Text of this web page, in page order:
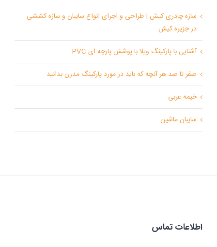
سازه چادری کیش | طراحی و اجرای انواع سایبان و سازه کششی
در جزیره کیش
آشنایی با پارکینگ ویلا با پوشش پارچه ای PVC
صفر تا صد هر آنچه که باید در مورد پارکینگ مدرن بدانید
خیمه عربی
سایبان ماشین
اطلاعات تماس